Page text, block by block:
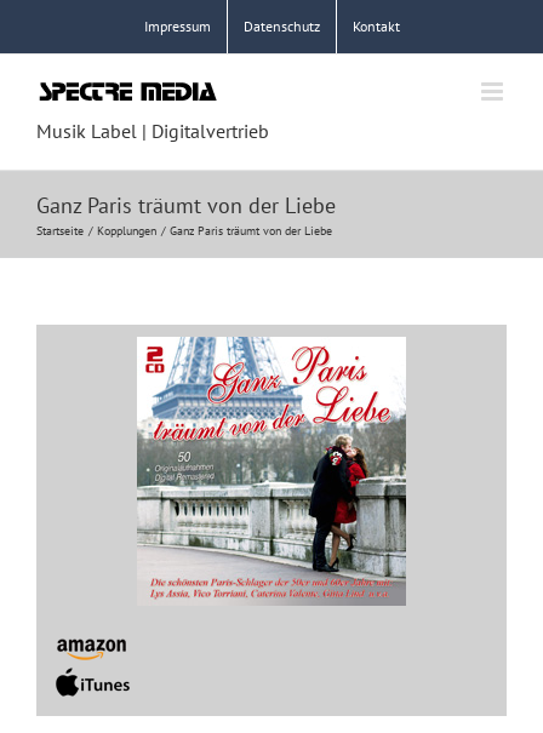
springen
Impressum Datenschutz Kontakt
Musik Label | Digitalvertrieb
Ganz Paris träumt von der Liebe
Startseite Kopplungen Ganz Paris träumt von der Liebe